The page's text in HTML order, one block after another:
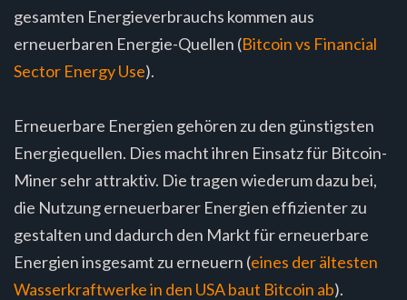
gesamten Energieverbrauchs kommen aus
erneuerbaren Energie-Quellen (Bitcoin vs Financial
Sector Energy Use).
Erneuerbare Energien gehören zu den günstigsten
Energiequellen. Dies macht ihren Einsatz für Bitcoin-
Miner sehr attraktiv. Die tragen wiederum dazu bei,
die Nutzung erneuerbarer Energien effizienter zu
gestalten und dadurch den Markt für erneuerbare
Energien insgesamt zu erneuern (eines der ältesten
Wasserkraftwerke in den USA baut Bitcoin ab).